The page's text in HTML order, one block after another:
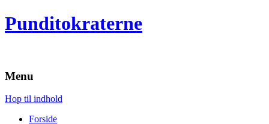
Punditokraterne
Menu
Hop til indhold
Forside